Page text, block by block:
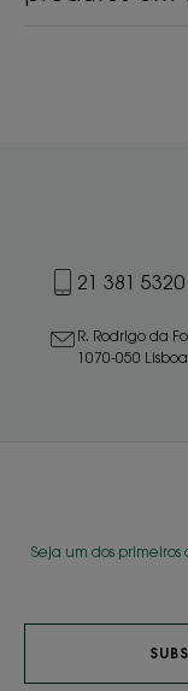
21 381 5320
R. Rodrigo da
1070-050 Lisboa
Seja um dos primeiros